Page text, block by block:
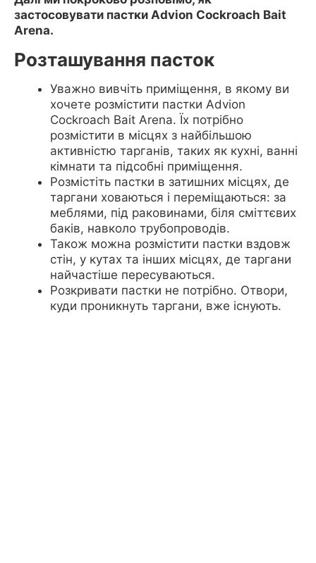
застосовувати пастки Advion Cockroach Bait
Arena.
Розташування пасток
Уважно вивчіть приміщення, в якому ви
хочете розмістити пастки Advion
Cockroach Bait Arena. Їх потрібно
розмістити в місцях з найбільшою
активністю тарганів, таких як кухні, ванні
кімнати та підсобні приміщення.
Розмістіть пастки в затишних місцях, де
таргани ховаються і переміщаються: за
меблями, під раковинами, біля сміттєвих
баків, навколо трубопроводів.
Також можна розмістити пастки вздовж
стін, у кутах та інших місцях, де таргани
найчастіше пересуваються.
Розкривати пастки не потрібно. Отвори,
куди проникнуть таргани, вже існують.